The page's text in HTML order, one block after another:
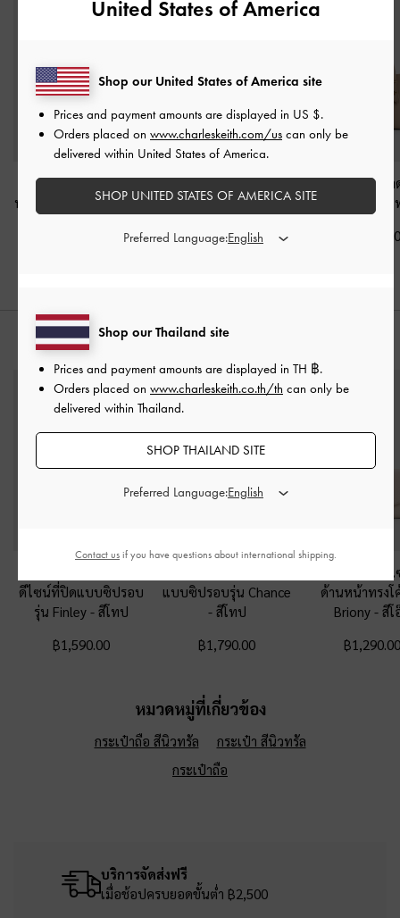
กระเป๋าถือเอฟเฟกต์ลาย
หนังจระเข้รุ่น Aubrielle-
กระเป๋าสตางค์ใบยาว
แบบซิปรอบรุ่น Chance
กระเป๋าโท้ทขน
สี
฿2,790.00
ดีไซน์ที่ปิดแบบซิปรอบ
รุ่น Finley-สีโทป
฿1,590.00
แบบซิปรอบรุ่น Chance
- สีโทป
฿1,790.00
กระเป๋าสตางค์
ด้านหน้าทรงโ
Briony - สีโ
฿1,290.00
หมวดหมู่ที่เกี่ยวข้อง
กระเป๋าถือ สีนิวทรัล
กระเป๋า สีนิวทรัล
กระเป๋าถือ
บริการจัดส่งฟรี
เมื่อช้อปครบยอดขั้นต่ำ ฿2,500
United States of America
Shop our Thailand site
Prices and payment amounts are displayed in TH ฿.
Orders placed on www.charleskeith.co.th/th can only be
delivered within Thailand.
SHOP THAILAND SITE
Preferred Language:
Shop our United States of America site
Prices and payment amounts are displayed in US $.
Orders placed on www.charleskeith.com/us can only be
delivered within United States of America.
SHOP UNITED STATES OF AMERICA SITE
Preferred Language:
Contact us if you have questions about international shipping.